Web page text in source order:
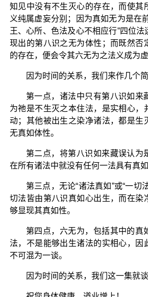
知见中没有不生灭心的存在，而使其
义纯属虚妄分别；因为真如无为是在
王、心所、色法及心不相应行”四位法
现出的第八识之无为体性；而既然否
的存在，便会令其六无为之法义成为虚
因为时间的关系，我们来作几个简
第一点，诸法中只有第八识如来
为祂是不生灭之本住法，是实相心，
动；其他被出生之染净诸法，都是生
无真如体性。
第二点，将第八识如来藏误认为
在所有诸法中就没有任何一法具有真如
第三点，无论“诸法真如”或“一切
切法皆由第八识真如心出生，而在染
够显现其真如性。
第四点，六无为，包括其中的真
法，不是能够出生诸法的实相心，因
不可混为一谈。
因为时间的关系，我们这一集就谈